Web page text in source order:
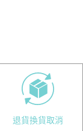
退貨換貨取消